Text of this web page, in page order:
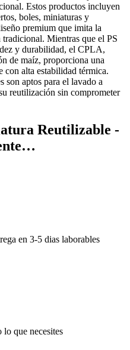
Estos productos incluyen
boles, miniaturas y
premium que imita la
Mientras que el PS
y durabilidad, el CPLA,
de maíz, proporciona una
con alta estabilidad térmica.
son aptos para el lavado a
reutilización sin comprometer
Reutilizable -
en 3-5 dias laborables
lo que necesites